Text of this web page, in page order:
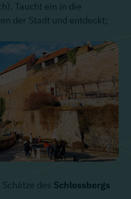
Taucht ein in die
der Stadt und entdeckt;
des Schlossbergs